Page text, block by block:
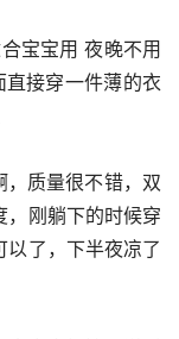
接穿一件薄的衣
，刚躺下的时候穿
以了，下半夜凉了